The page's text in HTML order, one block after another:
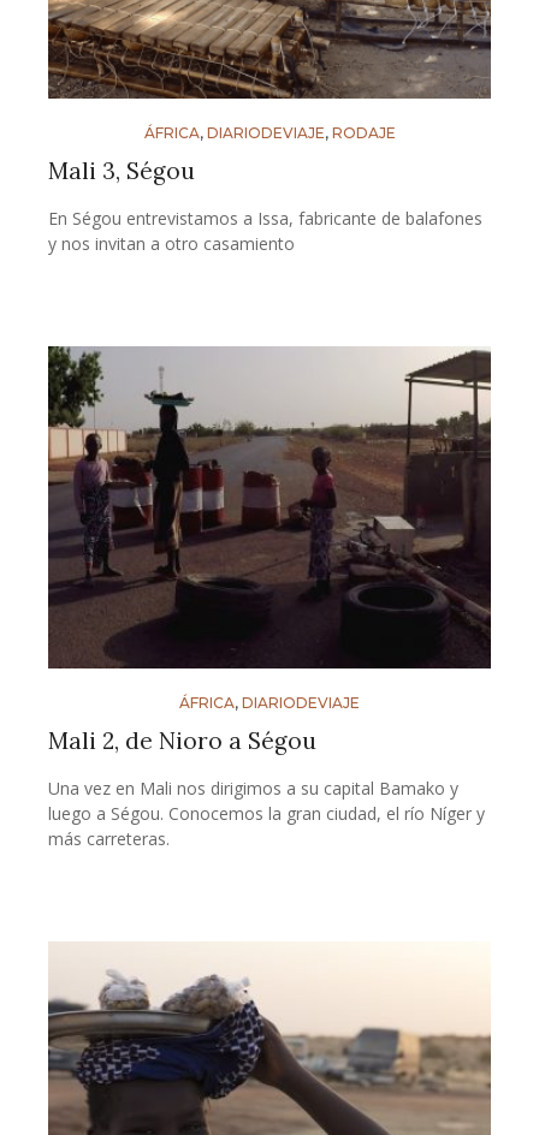
ÁFRICA, DIARIODEVIAJE, RODAJE
Mali 3, Ségou
En Ségou entrevistamos a Issa, fabricante de balafones
y nos invitan a otro casamiento
ÁFRICA, DIARIODEVIAJE
Mali 2, de Nioro a Ségou
Una vez en Mali nos dirigimos a su capital Bamako y
luego a Ségou. Conocemos la gran ciudad, el río Níger y
más carreteras.